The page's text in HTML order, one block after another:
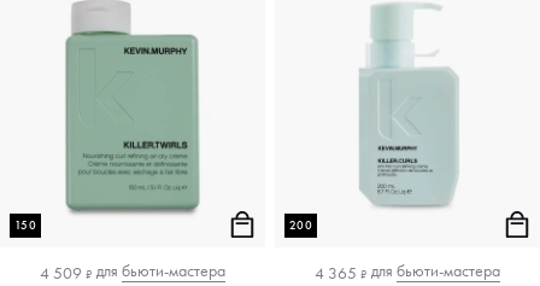
150
4 509 ₽ для бьюти-мастера
200
4 365 ₽ для бьюти-мастера